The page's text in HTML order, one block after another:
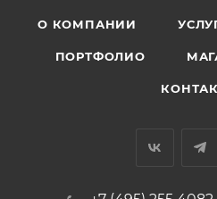
О КОМПАНИИ
ПОРТФОЛИО